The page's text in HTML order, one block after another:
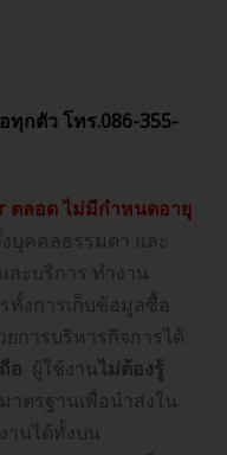
กตัว โทร.086-355-
ตลอด ไม่มีกำหนดอายุ
บุคคลธรรมดา และ
ะบริการ ทำงาน
ทั้งการเก็บข้อมูลซื้อ
การบริหารกิจการได้
อ ผู้ใช้งานไม่ต้องรู้
าตรฐานเพื่อนำส่งใน
านได้ทั้งบน